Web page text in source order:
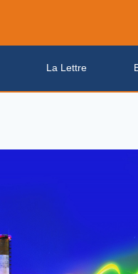
La Lettre